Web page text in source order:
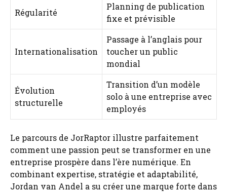
Régularité
Planning de publication
fixe et prévisible
Internationalisation
Passage à l’anglais pour
toucher un public
mondial
Évolution
structurelle
Transition d’un modèle
solo à une entreprise avec
employés
Le parcours de JorRaptor illustre parfaitement
comment une passion peut se transformer en une
entreprise prospère dans l’ère numérique. En
combinant expertise, stratégie et adaptabilité,
Jordan van Andel a su créer une marque forte dans